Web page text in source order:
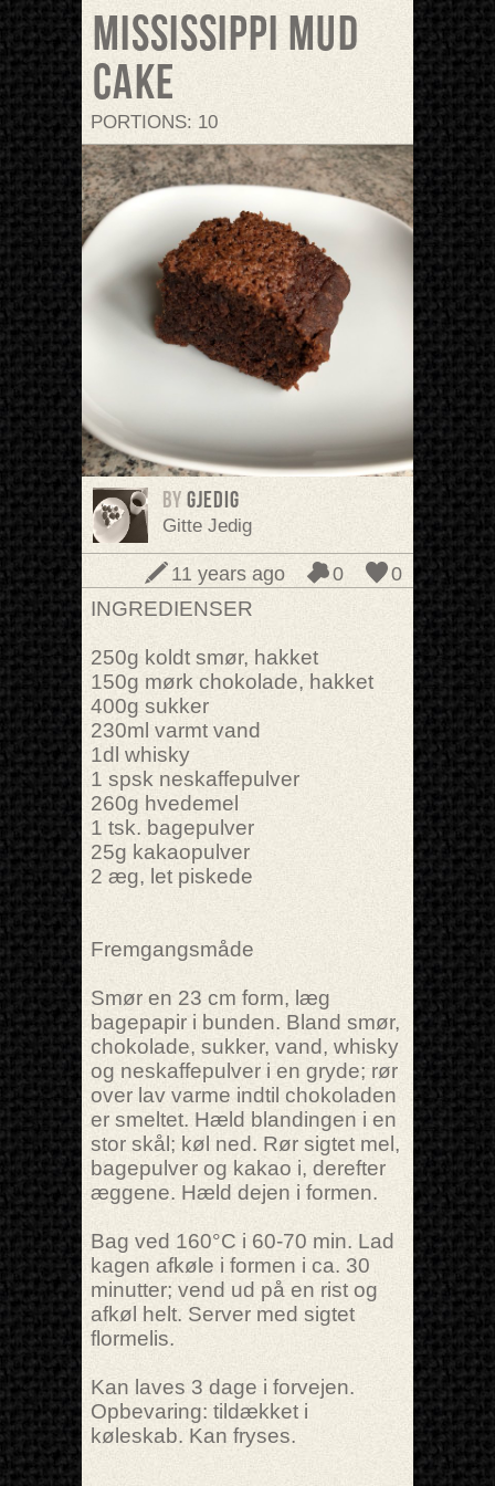
Mississippi Mud
Cake
PORTIONS: 10
BY gjedig
Gitte Jedig
0
0
11 years ago
INGREDIENSER
250g koldt smør, hakket
150g mørk chokolade, hakket
400g sukker
230ml varmt vand
1dl whisky
1 spsk neskaffepulver
260g hvedemel
1 tsk. bagepulver
25g kakaopulver
2 æg, let piskede
Fremgangsmåde
Smør en 23 cm form, læg
bagepapir i bunden. Bland smør,
chokolade, sukker, vand, whisky
og neskaffepulver i en gryde; rør
over lav varme indtil chokoladen
er smeltet. Hæld blandingen i en
stor skål; køl ned. Rør sigtet mel,
bagepulver og kakao i, derefter
æggene. Hæld dejen i formen.
Bag ved 160°C i 60-70 min. Lad
kagen afkøle i formen i ca. 30
minutter; vend ud på en rist og
afkøl helt. Server med sigtet
flormelis.
Kan laves 3 dage i forvejen.
Opbevaring: tildækket i
køleskab. Kan fryses.